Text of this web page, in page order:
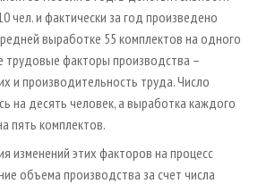
чел. и фактически за год произведено
выработке 55 комплектов на одного
факторы производства –
и производительность труда. Число
на десять человек, а выработка каждого
пять комплектов.
изменений этих факторов на процесс
объема производства за счет числа